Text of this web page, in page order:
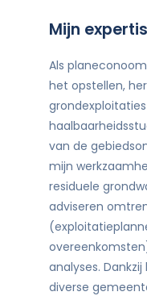
Mijn
Als
het opstellen,
van de
mijn
residuele
adviseren
analyses.
diverse